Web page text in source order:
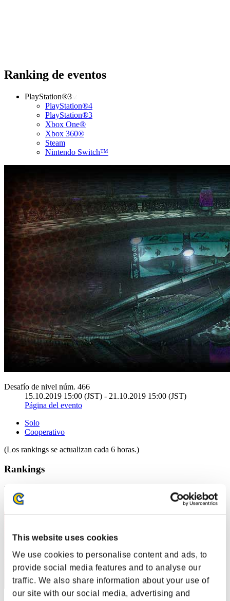
This website uses cookies
We use cookies to personalise content and ads, to
provide social media features and to analyse our
traffic. We also share information about your use of
our site with our social media, advertising and
Ranking de eventos
PlayStation®3
PlayStation®4
PlayStation®3
Xbox One®
Xbox 360®
Steam
Nintendo Switch™
Desafío de nivel núm. 466
15.10.2019 15:00 (JST) - 21.10.2019 15:00 (JST)
Página del evento
Solo
Cooperativo
(Los rankings se actualizan cada 6 horas.)
Rankings
Posición